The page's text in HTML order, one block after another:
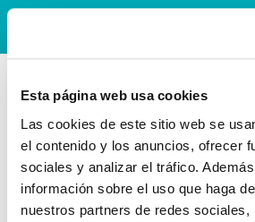
Esta página web usa cookies
Las cookies de este sitio web se
el contenido y los anuncios, ofrecer
sociales y analizar el tráfico.
información sobre el uso que haga
nuestros partners de redes sociales,